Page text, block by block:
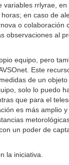
variables rrlyrae,
en caso de
o colaboración
observaciones al
equipo, pero
Este
de un
solo lo puedo
que para el
es más amplio
un poder de
la iniciativa.